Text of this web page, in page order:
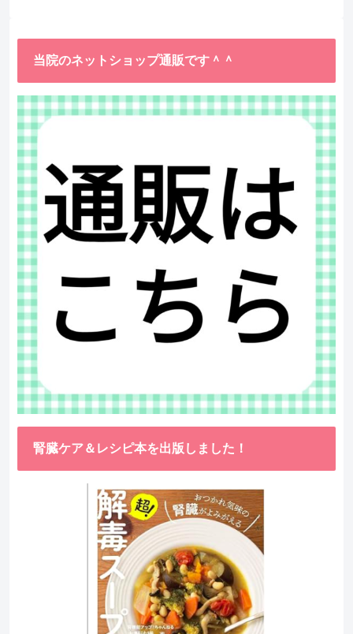
当院のネットショップ通販です＾＾
腎臓ケア＆レシピ本を出版しました！